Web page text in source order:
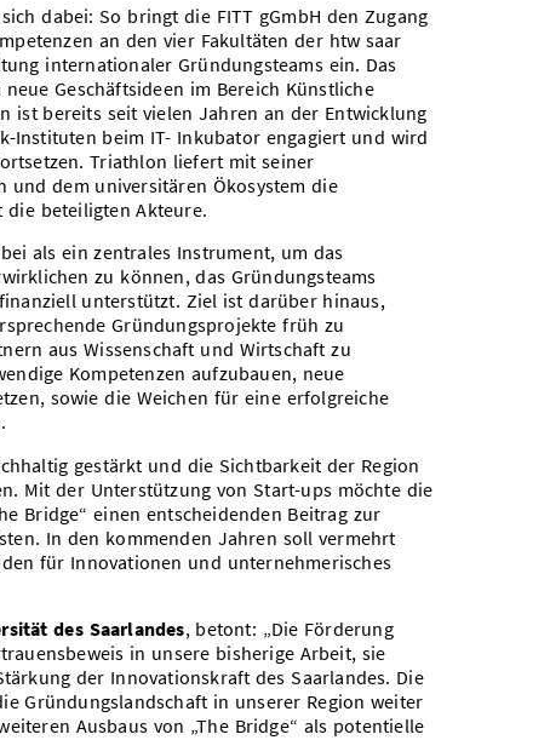
dabei: So bringt die FITT gGmbH den Zugang
an den vier Fakultäten der htw saar
internationaler Gründungsteams ein. Das
Geschäftsideen im Bereich Künstliche
ist bereits seit vielen Jahren an der Entwicklung
Instituten beim IT- Inkubator engagiert und wird
Triathlon liefert mit seiner
und dem universitären Ökosystem die
die beteiligten Akteure.
als ein zentrales Instrument, um das
zu können, das Gründungsteams
unterstützt. Ziel ist darüber hinaus,
Gründungsprojekte früh zu
aus Wissenschaft und Wirtschaft zu
Kompetenzen aufzubauen, neue
sowie die Weichen für eine erfolgreiche
gestärkt und die Sichtbarkeit der Region
Mit der Unterstützung von Start-ups möchte die
Bridge“ einen entscheidenden Beitrag zur
In den kommenden Jahren soll vermehrt
für Innovationen und unternehmerisches
des Saarlandes, betont: „Die Förderung
in unsere bisherige Arbeit, sie
der Innovationskraft des Saarlandes. Die
Gründungslandschaft in unserer Region weiter
Ausbaus von „The Bridge“ als potentielle